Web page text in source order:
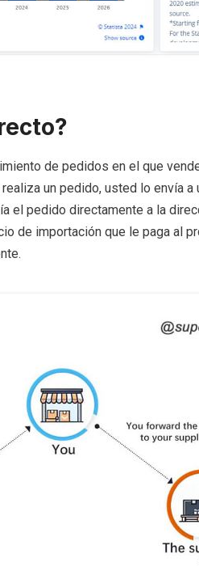
de pedidos en el que
un pedido, usted lo envía a
el pedido directamente a la
de importación que le paga al